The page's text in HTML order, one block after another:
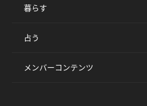
暮らす
占う
メンバーコンテンツ